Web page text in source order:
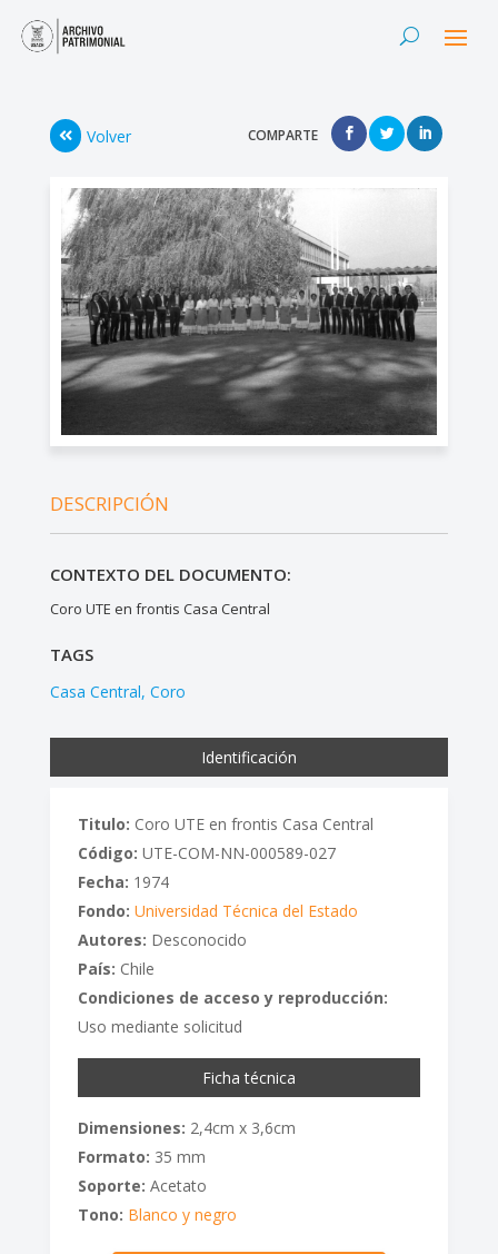
Volver COMPARTE
DESCRIPCIÓN
CONTEXTO DEL DOCUMENTO:
Coro UTE en frontis Casa Central
TAGS
Casa Central Coro
Identificación
Titulo: Coro UTE en frontis Casa Central
Código: UTE-COM-NN-000589-027
Fecha: 1974
Fondo: Universidad Técnica del Estado
Autores: Desconocido
País: Chile
Condiciones de acceso y reproducción:
Uso mediante solicitud
Ficha técnica
Dimensiones: 2,4cm x 3,6cm
Formato: 35 mm
Soporte: Acetato
Tono: Blanco y negro